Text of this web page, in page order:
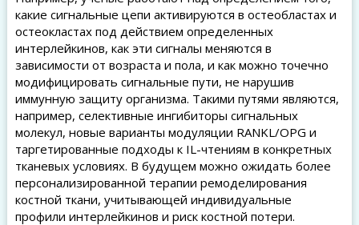
какие сигнальные цепи активируются в остеобластах и
остеокластах под действием определенных
интерлейкинов, как эти сигналы меняются в
зависимости от возраста и пола, и как можно точечно
модифицировать сигнальные пути, не нарушив
иммунную защиту организма. Такими путями являются,
например, селективные ингибиторы сигнальных
молекул, новые варианты модуляции RANKL/OPG и
таргетированные подходы к IL-чтениям в конкретных
тканевых условиях. В будущем можно ожидать более
персонализированной терапии ремоделирования
костной ткани, учитывающей индивидуальные
профили интерлейкинов и риск костной потери.